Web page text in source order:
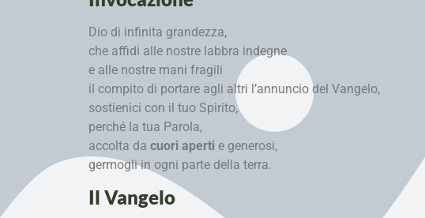
Dio di infinita grandezza,
che affidi alle nostre labbra indegne
e alle nostre mani fragili
il compito di portare agli altri l’annuncio del Vangelo,
sostienici con il tuo Spirito,
perché la tua Parola,
accolta da cuori aperti e generosi,
germogli in ogni parte della terra.
Il Vangelo